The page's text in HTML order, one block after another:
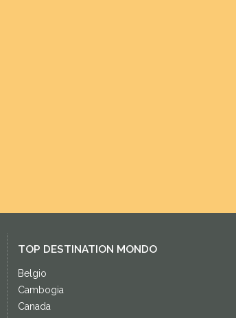
TOP DESTINATION MONDO
Belgio
Cambogia
Canada